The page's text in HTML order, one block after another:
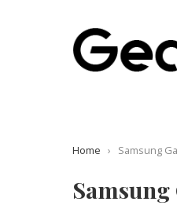
Home › Samsung